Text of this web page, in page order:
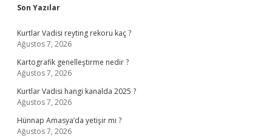
Sidebar
Son Yazılar
Kurtlar Vadisi reyting rekoru kaç ?
Ağustos 7, 2026
Kartografik genelleştirme nedir ?
Ağustos 7, 2026
Kurtlar Vadisi hangi kanalda 2025 ?
Ağustos 7, 2026
Hünnap Amasya’da yetişir mi ?
Ağustos 7, 2026